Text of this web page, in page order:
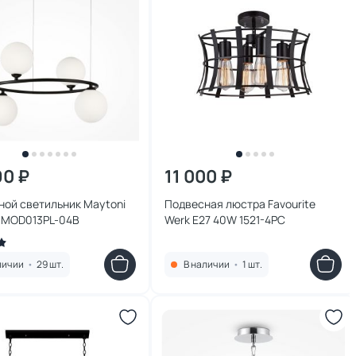
₽
светильник Maytoni
04B
• 29 шт.
11 000 ₽
Подвесная люстра Favourite
Werk E27 40W 1521-4PC
В наличии • 1 шт.